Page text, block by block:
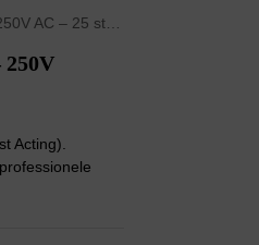
AC – 25 stuks
250V
Acting).